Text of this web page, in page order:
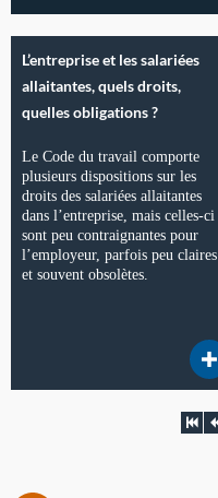
L’entreprise et les salariées
allaitantes, quels droits,
quelles obligations ?
Le Code du travail comporte
plusieurs dispositions sur les
droits des salariées allaitantes
dans l’entreprise, mais celles-ci
sont peu contraignantes pour
l’employeur, parfois peu claires
et souvent obsolètes.